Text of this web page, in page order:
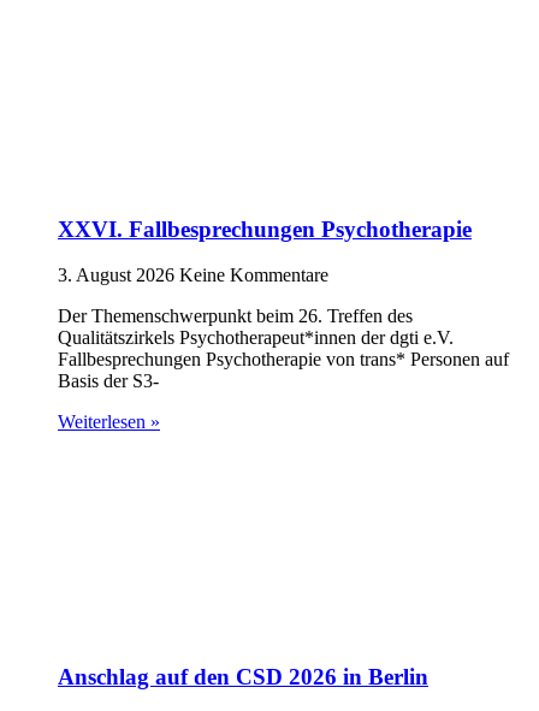
XXVI. Fallbesprechungen Psychotherapie
3. August 2026 Keine Kommentare
Der Themenschwerpunkt beim 26. Treffen des
Qualitätszirkels Psychotherapeut*innen der dgti e.V.
Fallbesprechungen Psychotherapie von trans* Personen auf
Basis der S3-
Weiterlesen »
Anschlag auf den CSD 2026 in Berlin